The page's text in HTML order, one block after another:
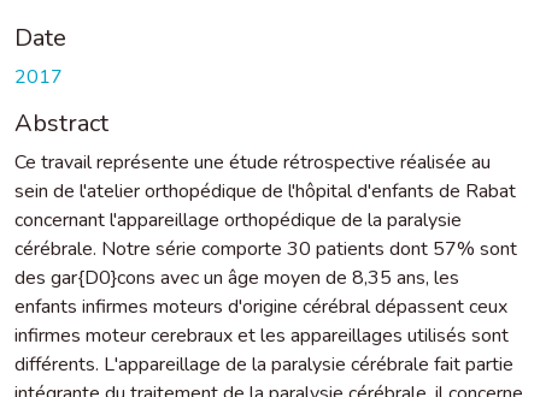
Date
2017
Abstract
Ce travail représente une étude rétrospective réalisée au
sein de l'atelier orthopédique de l'hôpital d'enfants de Rabat
concernant l'appareillage orthopédique de la paralysie
cérébrale. Notre série comporte 30 patients dont 57% sont
des gar{D0}cons avec un âge moyen de 8,35 ans, les
enfants infirmes moteurs d'origine cérébral dépassent ceux
infirmes moteur cerebraux et les appareillages utilisés sont
différents. L'appareillage de la paralysie cérébrale fait partie